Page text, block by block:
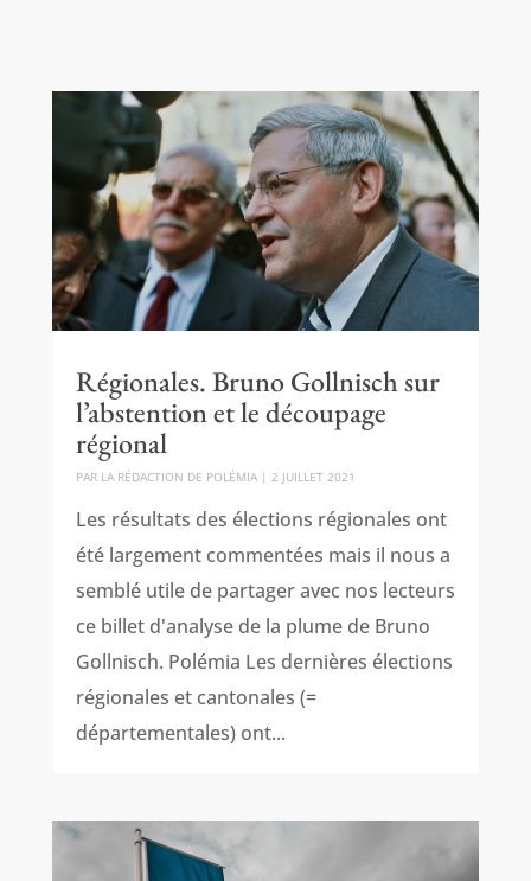
Régionales. Bruno Gollnisch sur
l’abstention et le découpage
régional
PAR LA RÉDACTION DE POLÉMIA| 2 JUILLET 2021
Les résultats des élections régionales ont
été largement commentées mais il nous a
semblé utile de partager avec nos lecteurs
ce billet d'analyse de la plume de Bruno
Gollnisch. Polémia Les dernières élections
régionales et cantonales (=
départementales) ont...